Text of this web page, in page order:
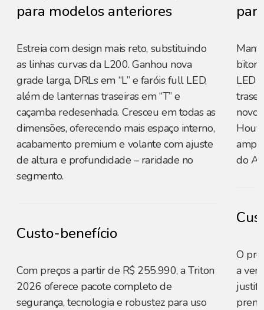
para modelos anteriores
Estreia com design mais reto, substituindo
as linhas curvas da L200. Ganhou nova
grade larga, DRLs em “L” e faróis full LED,
além de lanternas traseiras em “T” e
caçamba redesenhada. Cresceu em todas as
dimensões, oferecendo mais espaço interno,
acabamento premium e volante com ajuste
de altura e profundidade – raridade no
segmento.
Custo-benefício
Com preços a partir de R$ 255.990, a Triton
2026 oferece pacote completo de
segurança, tecnologia e robustez para uso
LED
do
O
a